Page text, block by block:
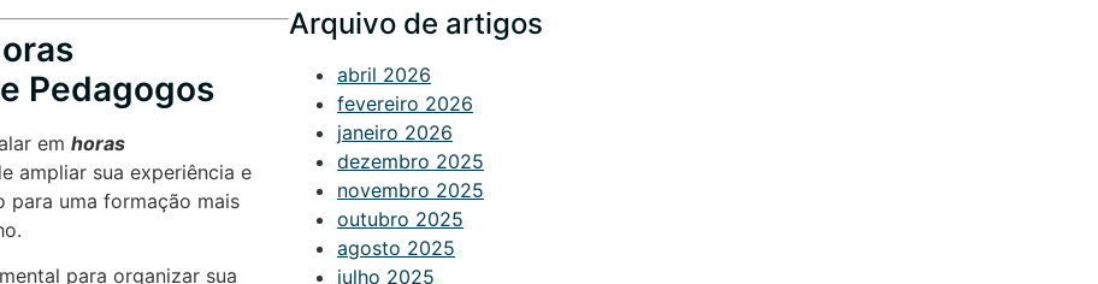
Pedagogos
em horas
ampliar sua experiência e
uma formação mais
para organizar sua
Arquivo de artigos
abril 2026
fevereiro 2026
janeiro 2026
dezembro 2025
novembro 2025
outubro 2025
agosto 2025
julho 2025